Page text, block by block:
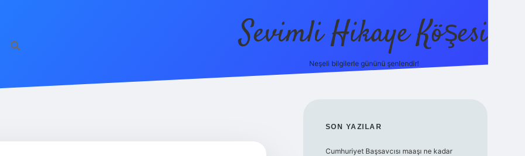
Sevimli Hikaye Köşesi
Neşeli bilgilerle gününü şenlendir!
SIDEBAR
SON YAZILAR
Cumhuriyet Başsavcısı maaşı ne kadar